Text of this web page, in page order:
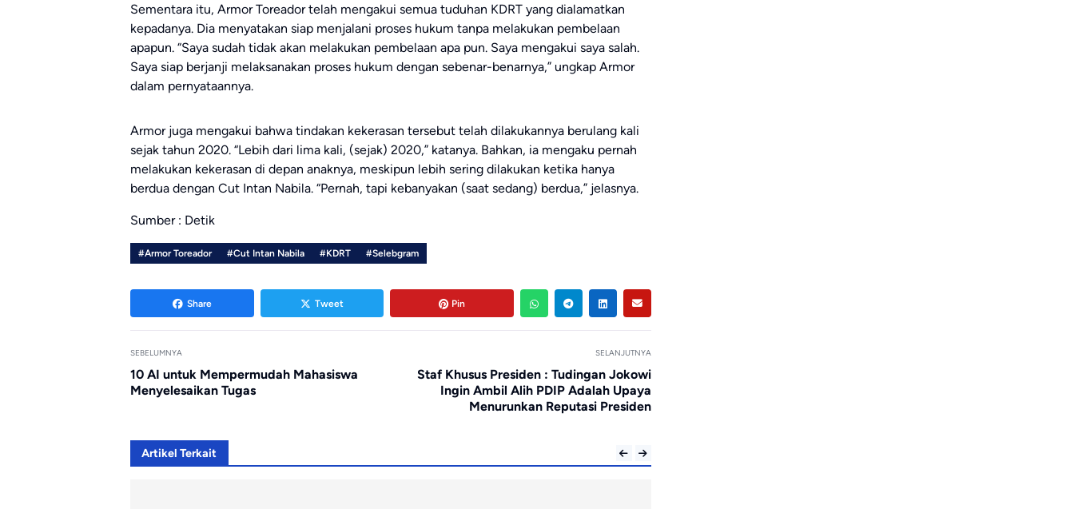
Sementara itu, Armor Toreador telah mengakui semua tuduhan KDRT yang dialamatkan
kepadanya. Dia menyatakan siap menjalani proses hukum tanpa melakukan pembelaan
apapun. “Saya sudah tidak akan melakukan pembelaan apa pun. Saya mengakui saya salah.
Saya siap berjanji melaksanakan proses hukum dengan sebenar-benarnya,” ungkap Armor
dalam pernyataannya.
Armor juga mengakui bahwa tindakan kekerasan tersebut telah dilakukannya berulang kali
sejak tahun 2020. “Lebih dari lima kali, (sejak) 2020,” katanya. Bahkan, ia mengaku pernah
melakukan kekerasan di depan anaknya, meskipun lebih sering dilakukan ketika hanya
berdua dengan Cut Intan Nabila. “Pernah, tapi kebanyakan (saat sedang) berdua,” jelasnya.
Sumber : Detik
#Armor Toreador #Cut Intan Nabila #KDRT #Selebgram
Share Tweet Pin
SEBELUMNYA
10 AI untuk Mempermudah Mahasiswa
Menyelesaikan Tugas
SELANJUTNYA
Staf Khusus Presiden : Tudingan Jokowi
Ingin Ambil Alih PDIP Adalah Upaya
Menurunkan Reputasi Presiden
Artikel Terkait